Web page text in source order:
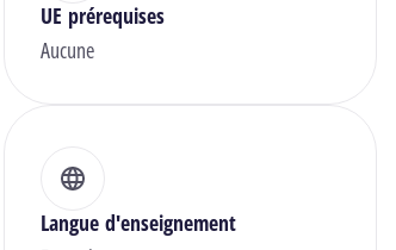
UE prérequises
Aucune
Langue d'enseignement